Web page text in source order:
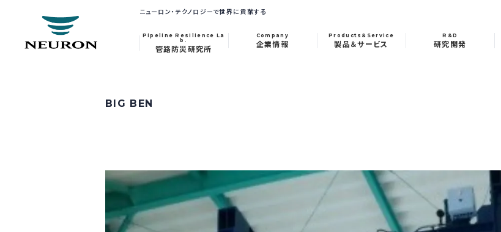
ニューロン・テクノロジーで世界に貢献する
Pipeline Resilience La
b.
管路防災研究所
Company
企業情報
Products&Service
製品＆サービス
R&D
研究開発
BIG BEN